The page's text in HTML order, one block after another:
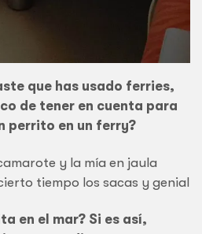
que has usado ferries,
de tener en cuenta para
perrito en un ferry?
y la mía en jaula
tiempo los sacas y genial
en el mar? Si es así,